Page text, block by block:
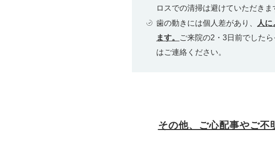
ロスでの清掃は避けていただきま
歯の動きには個人差があり、
人
ます。
ご来院の2・3日前でした
はご連絡ください。
その他、ご心配事やご不